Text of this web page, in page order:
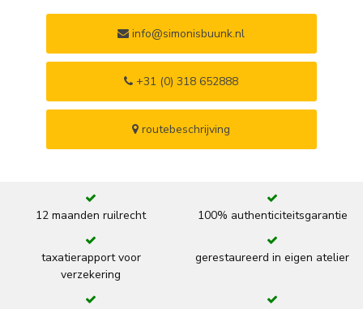
info@simonisbuunk.nl
+31 (0) 318 652888
routebeschrijving
12 maanden ruilrecht 100% authenticiteitsgarantie
taxatierapport voor
verzekering
gerestaureerd in eigen atelier